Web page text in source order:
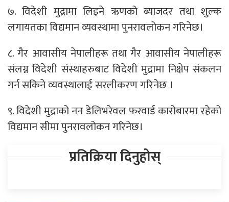
७. विदेशी मुद्रामा लिइने ऋणको ब्याजदर तथा शुल्क
लगायतका विद्यमान व्यवस्थामा पुनरावलोकन गरिनेछ।
८. गैर आवासीय नेपालीहरू तथा गैर आवासीय नेपालीहरू
संलग्न विदेशी संस्थाहरुबाट विदेशी मुद्रामा निक्षेप संकलन
गर्न सकिने व्यवस्थालाई सरलीकरण गरिनेछ ।
९. विदेशी मुद्राको नन डेलिभरेवल फरवार्ड कारोबारमा रहेको
विद्यमान सीमा पुनरावलोकन गरिनेछ।
प्रतिक्रिया दिनुहोस्